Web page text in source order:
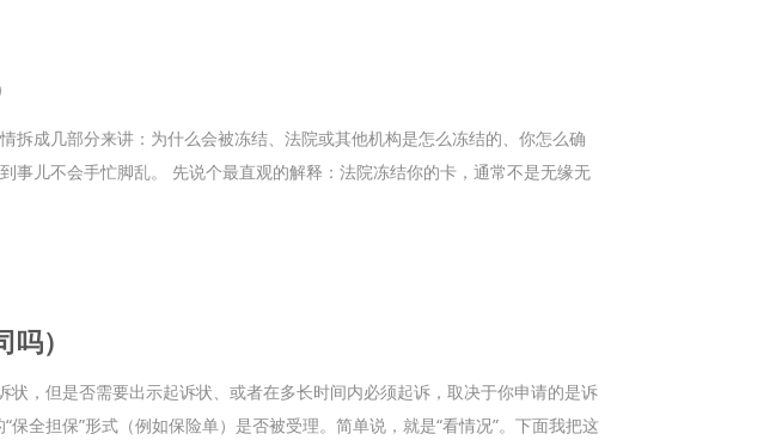
成几部分来讲：为什么会被冻结、法院或其他机构是怎么冻结的、你怎么确
儿不会手忙脚乱。 先说个最直观的解释：法院冻结你的卡，通常不是无缘无
）
，但是否需要出示起诉状、或者在多长时间内必须起诉，取决于你申请的是诉
全担保”形式（例如保险单）是否被受理。简单说，就是“看情况”。下面我把这